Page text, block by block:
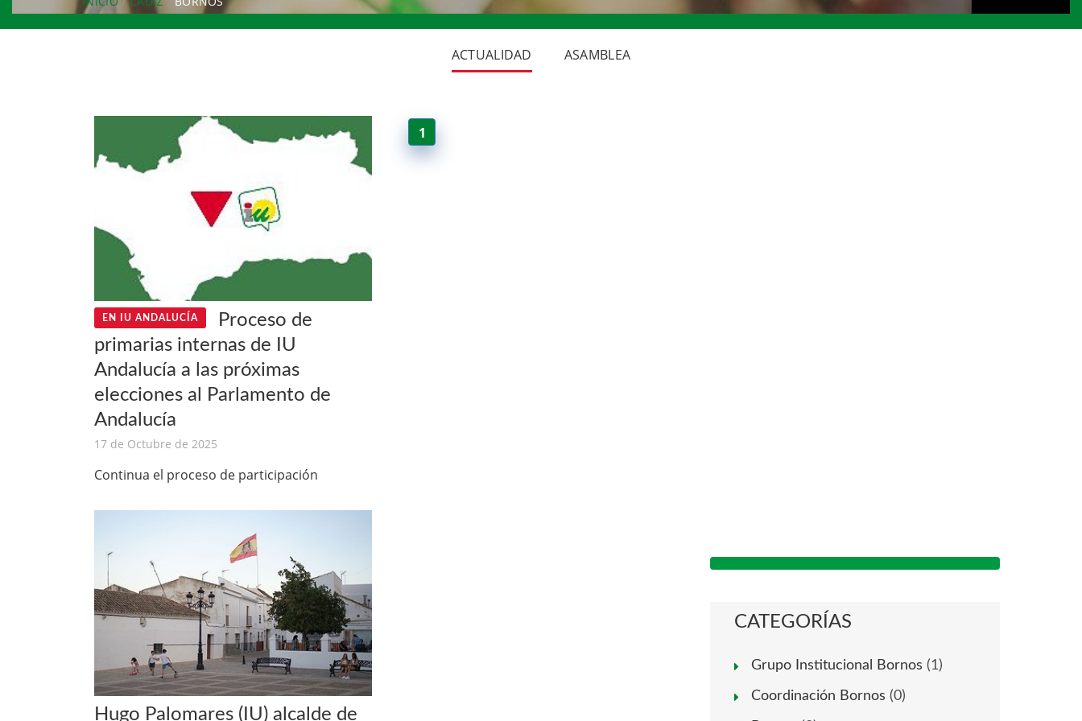
ACTUALIDAD ASAMBLEA
EN IU ANDALUCÍA
Proceso de
primarias internas de IU
Andalucía a las próximas
elecciones al Parlamento de
Andalucía
17 de Octubre de 2025
Continua el proceso de participación
Hugo Palomares (IU) alcalde de
1
CATEGORÍAS
Grupo Institucional Bornos (1)
Coordinación Bornos (0)